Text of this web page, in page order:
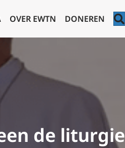
OVER EWTN DONEREN
de liturgie